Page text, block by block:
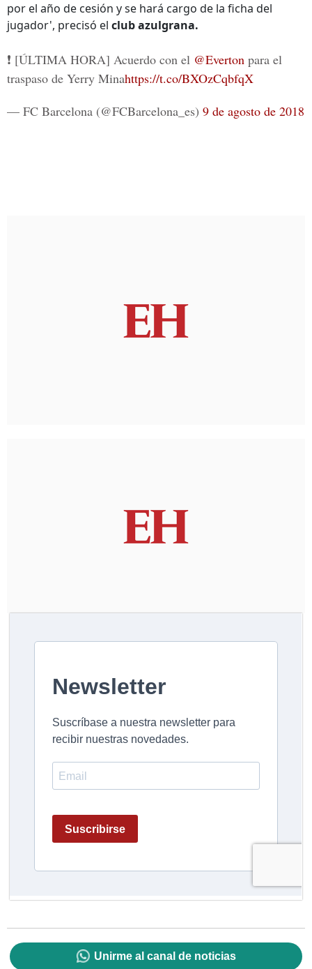
por el año de cesión y se hará cargo de la ficha del
jugador', precisó el club azulgrana.
❗ [ÚLTIMA HORA] Acuerdo con el @Everton para el
traspaso de Yerry Minahttps://t.co/BXOzCqbfqX
— FC Barcelona (@FCBarcelona_es) 9 de agosto de 2018
Unirme al canal de noticias